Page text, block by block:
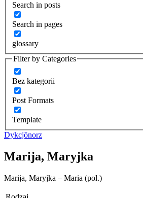
Search in posts
Search in pages
glossary
Filter by Categories
Bez kategorii
Post Formats
Template
Dykcjōnorz
Marija, Maryjka
Marija, Maryjka – Maria (pol.)